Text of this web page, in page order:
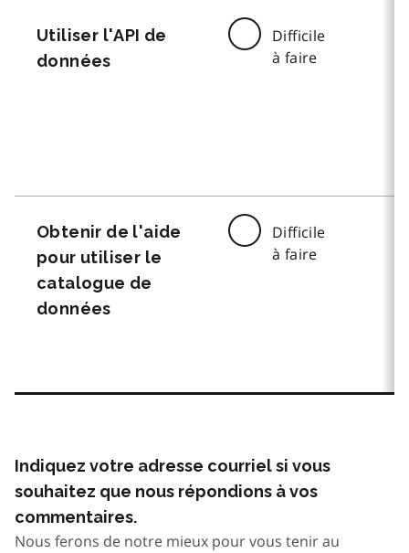
Utiliser l'API de
données
Difficile
à faire
Obtenir de l'aide
pour utiliser le
catalogue de
données
Difficile
à faire
Indiquez votre adresse courriel si vous
souhaitez que nous répondions à vos
commentaires.
Nous ferons de notre mieux pour vous tenir au